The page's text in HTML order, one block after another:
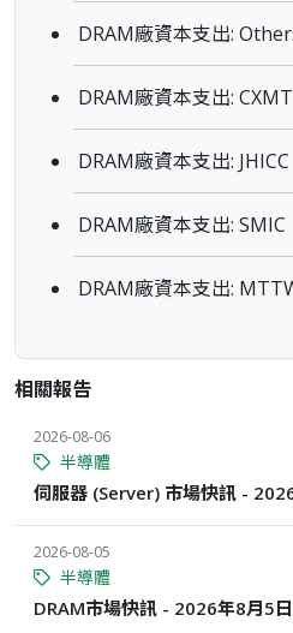
DRAM廠資本支出:
DRAM廠資本支出: CXMT
DRAM廠資本支出: JHICC
DRAM廠資本支出: SMIC
DRAM廠資本支出:
相關報告
2026-08-06
半導體
伺服器 (Server) 市場快訊 -
2026-08-05
半導體
DRAM市場快訊 - 2026年8月5日